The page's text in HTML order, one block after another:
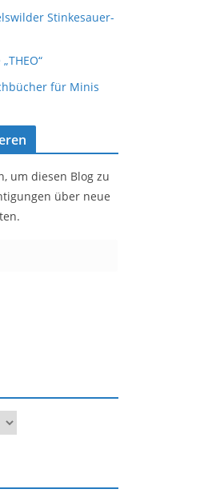
Stinkesauer-
für Minis
um diesen Blog zu
über neue